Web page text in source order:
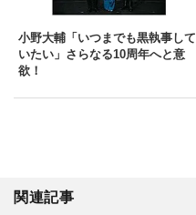
小野大輔「いつまでも黒執事して
いたい」さらなる10周年へと意
欲！
関連記事